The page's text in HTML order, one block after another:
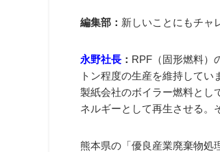
編集部： 新しいことにもチャ
永野社長 ： RPF（固形燃料）
トン程度の生産を維持してい
製紙会社のボイラー燃料とし
ネルギーとして再生させる。
熊本県の「優良産業廃棄物処